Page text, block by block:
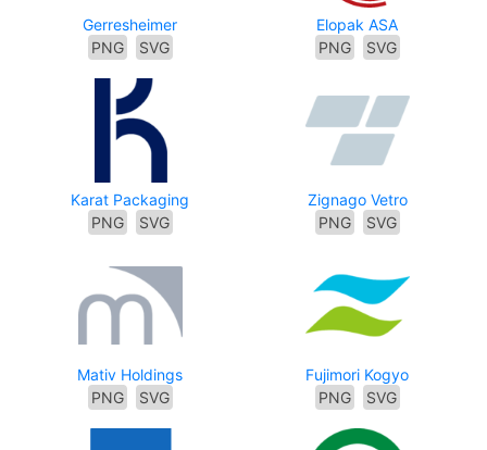
Gerresheimer
PNG
SVG
Elopak ASA
PNG
SVG
Karat Packaging
PNG
SVG
Zignago Vetro
PNG
SVG
Mativ Holdings
PNG
SVG
Fujimori Kogyo
PNG
SVG